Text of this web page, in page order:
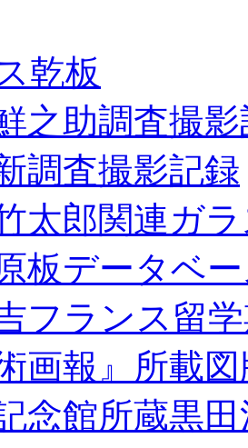
乾板
之助調査撮
調査撮影記録
太郎関連ガ
板データベ
フランス留
術画報』所載
念館所蔵黒